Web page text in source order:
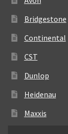
Bridgestone
Continental
CST
Dunlop
Heidenau
Maxxis